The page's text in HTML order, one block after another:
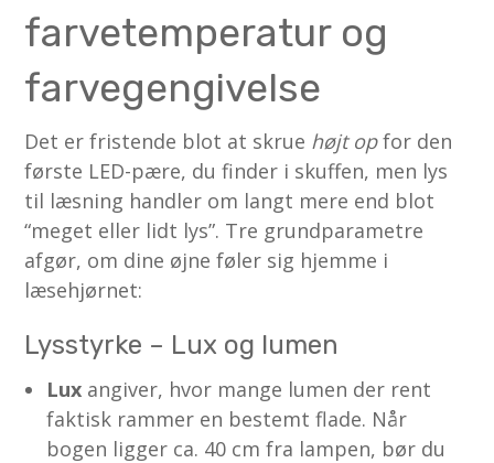
farvetemperatur og
farvegengivelse
Det er fristende blot at skrue højt opfor den
første LED-pære, du finder i skuffen, men lys
til læsning handler om langt mere end blot
“meget eller lidt lys”. Tre grundparametre
afgør, om dine øjne føler sig hjemme i
læsehjørnet:
Lysstyrke – Lux og lumen
Lux angiver, hvor mange lumen der rent
faktisk rammer en bestemt flade. Når
bogen ligger ca. 40 cm fra lampen, bør du